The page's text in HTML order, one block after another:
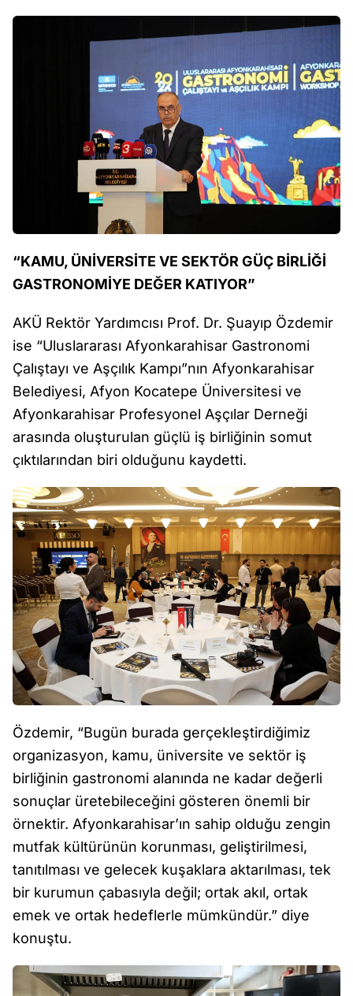
“KAMU, ÜNİVERSİTE VE SEKTÖR GÜÇ BİRLİĞİ
GASTRONOMİYE DEĞER KATIYOR”
AKÜ Rektör Yardımcısı Prof. Dr. Şuayıp Özdemir
ise “Uluslararası Afyonkarahisar Gastronomi
Çalıştayı ve Aşçılık Kampı”nın Afyonkarahisar
Belediyesi, Afyon Kocatepe Üniversitesi ve
Afyonkarahisar Profesyonel Aşçılar Derneği
arasında oluşturulan güçlü iş birliğinin somut
çıktılarından biri olduğunu kaydetti.
Özdemir, “Bugün burada gerçekleştirdiğimiz
organizasyon, kamu, üniversite ve sektör iş
birliğinin gastronomi alanında ne kadar değerli
sonuçlar üretebileceğini gösteren önemli bir
örnektir. Afyonkarahisar’ın sahip olduğu zengin
mutfak kültürünün korunması, geliştirilmesi,
tanıtılması ve gelecek kuşaklara aktarılması, tek
bir kurumun çabasıyla değil; ortak akıl, ortak
emek ve ortak hedeflerle mümkündür.” diye
konuştu.